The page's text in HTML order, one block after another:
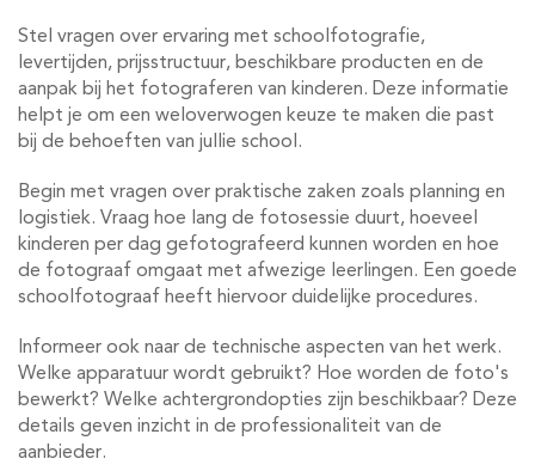
Stel vragen over ervaring met schoolfotografie,
levertijden, prijsstructuur, beschikbare producten en de
aanpak bij het fotograferen van kinderen. Deze informatie
helpt je om een weloverwogen keuze te maken die past
bij de behoeften van jullie school.
Begin met vragen over praktische zaken zoals planning en
logistiek. Vraag hoe lang de fotosessie duurt, hoeveel
kinderen per dag gefotografeerd kunnen worden en hoe
de fotograaf omgaat met afwezige leerlingen. Een goede
schoolfotograaf heeft hiervoor duidelijke procedures.
Informeer ook naar de technische aspecten van het werk.
Welke apparatuur wordt gebruikt? Hoe worden de foto's
bewerkt? Welke achtergrondopties zijn beschikbaar? Deze
details geven inzicht in de professionaliteit van de
aanbieder.